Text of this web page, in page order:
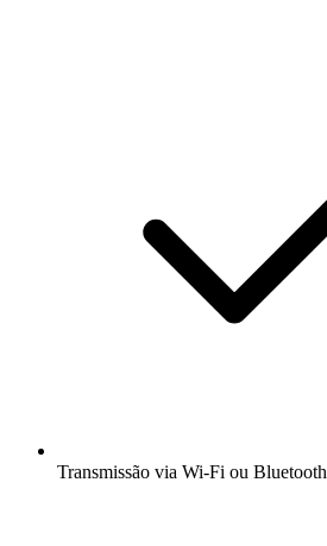
Transmissão via Wi-Fi ou Bluetooth